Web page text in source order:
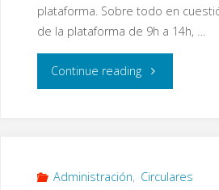
plataforma. Sobre todo en
de la plataforma de 9h a 14h, …
Continue reading"Manual
PASEN
Administración, Circulares